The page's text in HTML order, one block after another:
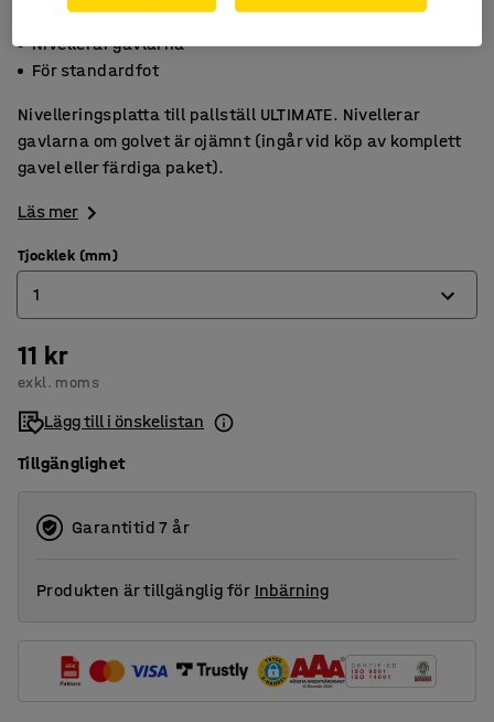
För ojämna golv
Nivellerar gavlarna
För standardfot
Nivelleringsplatta till pallställ ULTIMATE. Nivellerar
gavlarna om golvet är ojämnt (ingår vid köp av komplett
gavel eller färdiga paket).
Läs mer
Tjocklek (mm)
1
2
3
11 kr
exkl. moms
Lägg till i önskelistan
Tillgänglighet
Garantitid 7 år
Produkten är tillgänglig för Inbärning